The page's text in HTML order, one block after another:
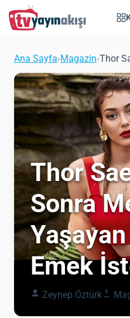
Ana Sayfa›Magazin›Thor
Thor
Sonra
Emek
Zeynep Öztürk